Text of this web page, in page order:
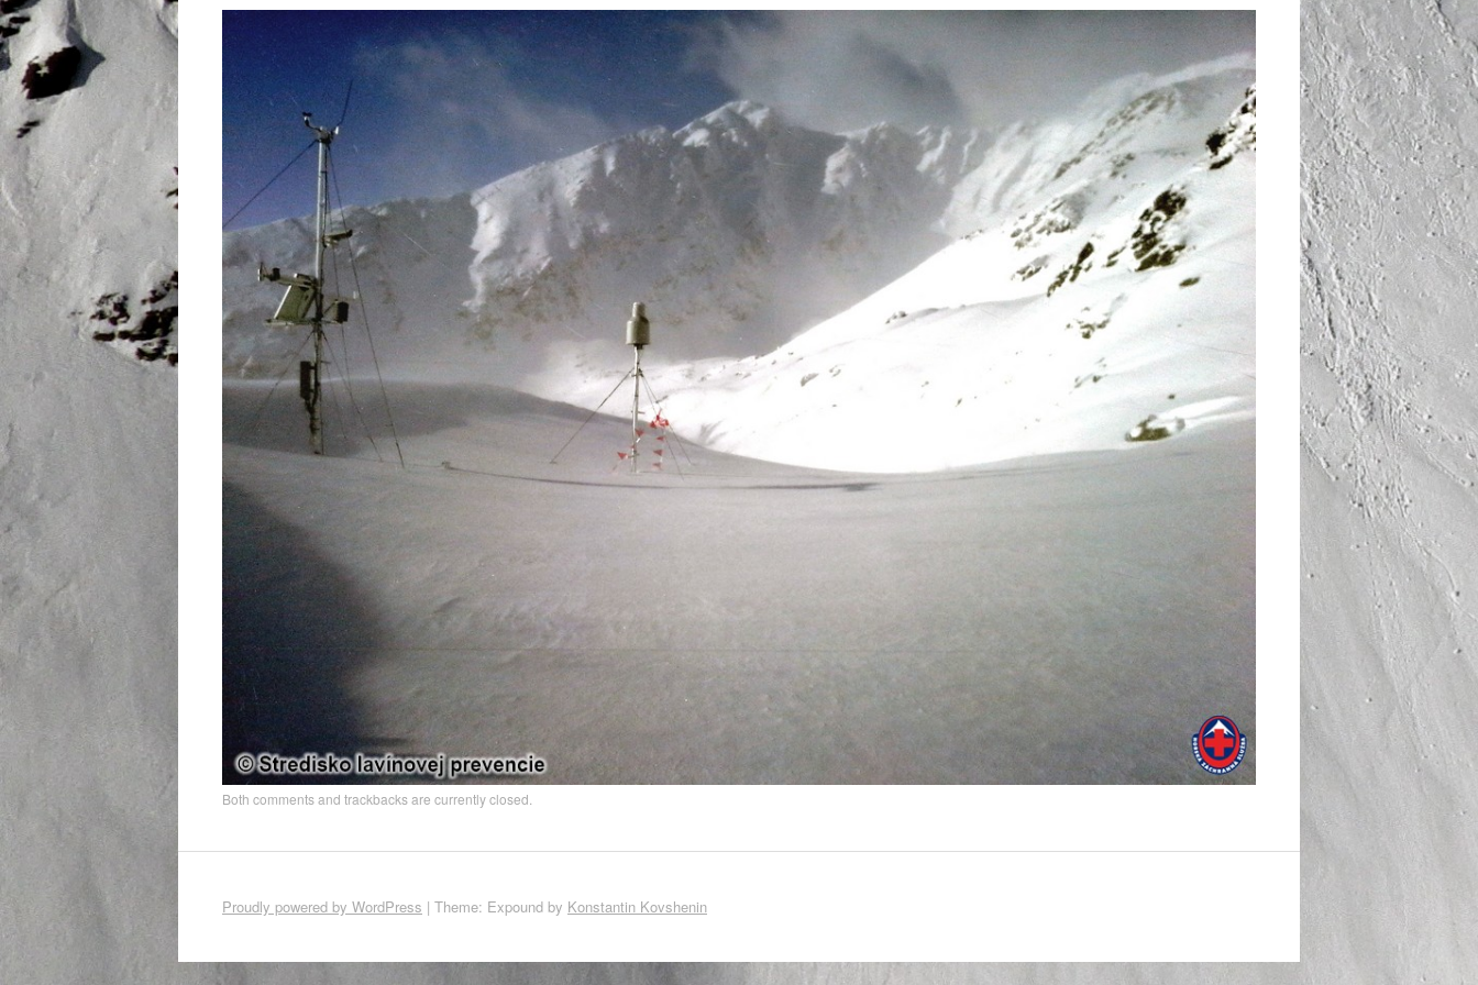
Both comments and trackbacks are currently closed.
Proudly powered by WordPress | Theme: Expound by Konstantin Kovshenin